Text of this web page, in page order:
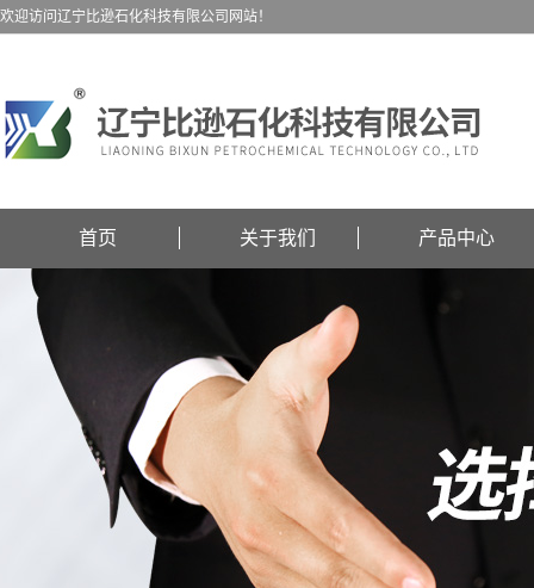
欢迎访问辽宁比逊石化科技有限公司网站！
首页 关于我们 产品中心